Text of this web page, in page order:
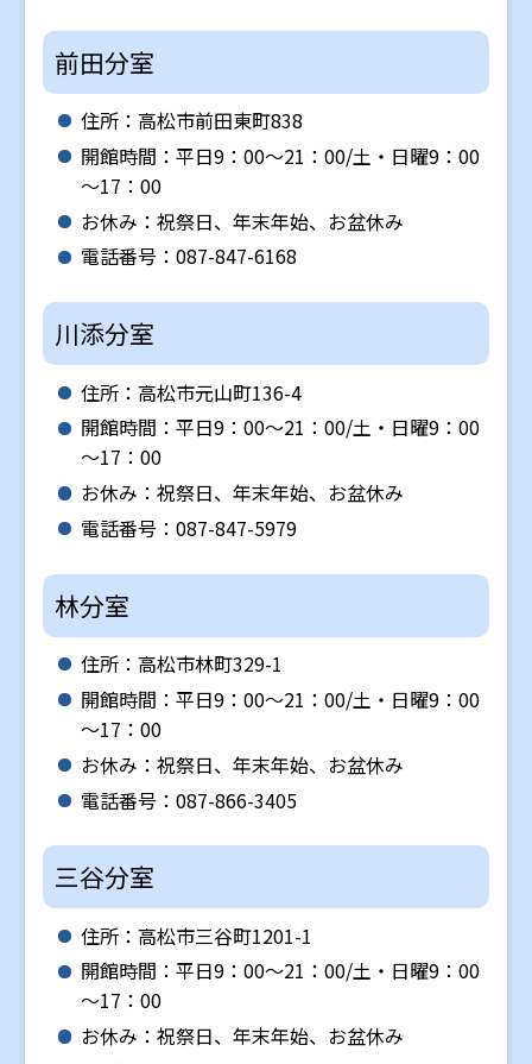
前田分室
住所：高松市前田東町838
開館時間：平日9：00～21：00/土・日曜9：00
～17：00
お休み：祝祭日、年末年始、お盆休み
電話番号：087-847-6168
川添分室
住所：高松市元山町136-4
開館時間：平日9：00～21：00/土・日曜9：00
～17：00
お休み：祝祭日、年末年始、お盆休み
電話番号：087-847-5979
林分室
住所：高松市林町329-1
開館時間：平日9：00～21：00/土・日曜9：00
～17：00
お休み：祝祭日、年末年始、お盆休み
電話番号：087-866-3405
三谷分室
住所：高松市三谷町1201-1
開館時間：平日9：00～21：00/土・日曜9：00
～17：00
お休み：祝祭日、年末年始、お盆休み